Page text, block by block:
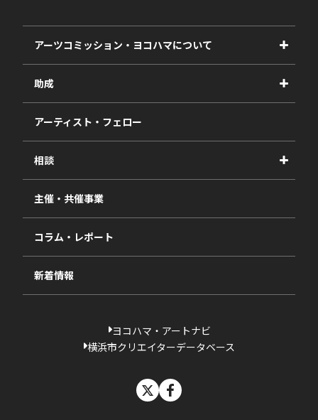
アーツコミッション・ヨコハマについて
事業紹介
事業報告書
助成
2027年度
2026年度
2025年度
2024年度
2023年度
過去の採択一覧
アーティスト・フェロー
相談
視察・ヒアリング・研究
相談依頼フォーム
主催・共催事業
コラム・レポート
新着情報
ヨコハマ・アートナビ
横浜市クリエイターデータベース